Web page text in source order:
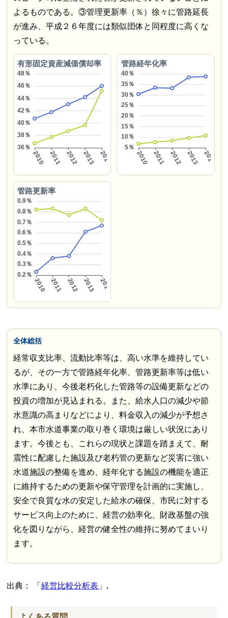
よるものである。③管理更新率（％）徐々に管路延長
が進み、平成２６年度には類似団体と同程度に高くな
っている。
有形固定資産減価償却率 管路経年化率
管路更新率
全体総括
経常収支比率、流動比率等は、高い水準を維持してい
るが、その一方で管路経年化率、管路更新率等は低い
水準にあり、今後老朽化した管路等の設備更新などの
投資の増加が見込まれる。また、給水人口の減少や節
水意識の高まりなどにより、料金収入の減少が予想さ
れ、本市水道事業の取り巻く環境は厳しい状況にあり
ます。今後とも、これらの現状と課題を踏まえて、耐
震性に配慮した施設及び老朽管の更新など災害に強い
水道施設の整備を進め、経年化する施設の機能を適正
に維持するための更新や保守管理を計画的に実施し、
安全で良質な水の安定した給水の確保、市民に対する
サービス向上のために、経営の効率化、財政基盤の強
化を図りながら、経営の健全性の維持に努めてまいり
ます。
出典： 経営比較分析表 ,